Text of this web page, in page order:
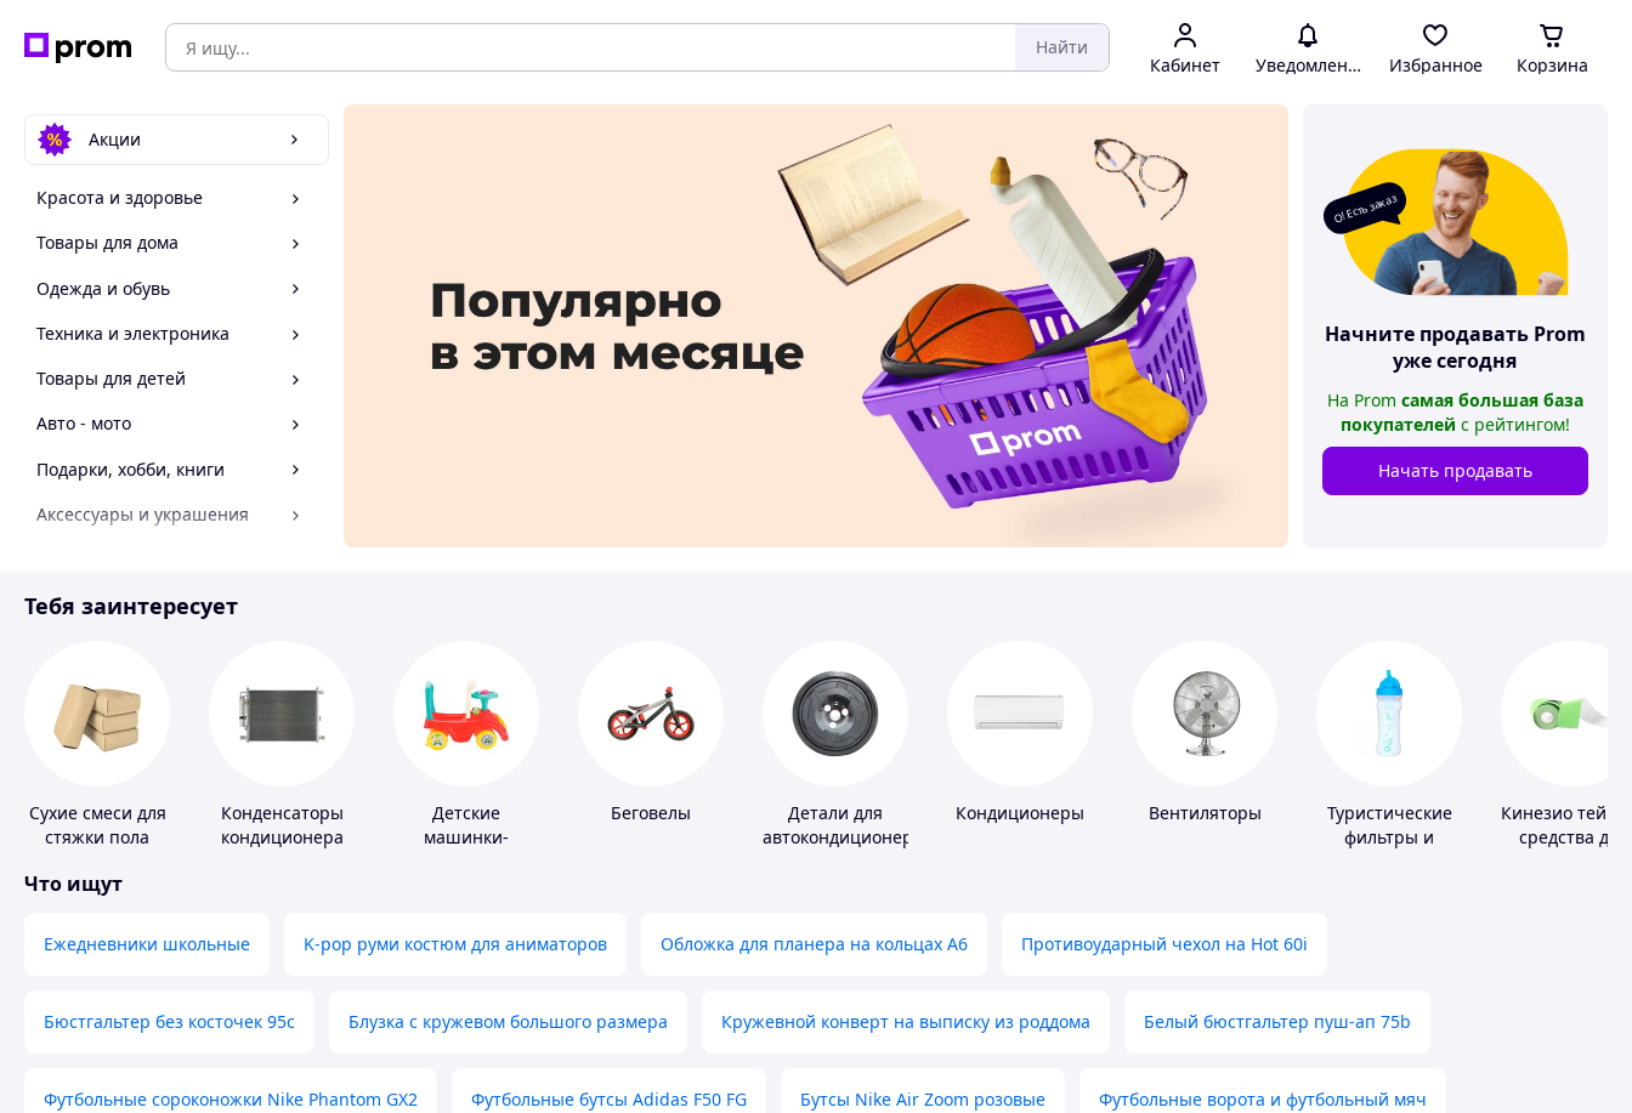
Найти
Кабинет Уведомления Избранное Корзина
Акции
Красота и здоровье
Товары для дома
Одежда и обувь
Техника и электроника
Товары для детей
Авто - мото
Подарки, хобби, книги
Аксессуары и украшения
Спорт и отдых
О! Есть заказ
Начните продавать Prom
уже сегодня
На Prom самая большая база
покупателей с рейтингом!
Начать продавать
Тебя заинтересует
Сухие смеси для
стяжки пола
Конденсаторы
кондиционера
Детские
машинки-
Беговелы
Детали для
автокондиционеров
Кондиционеры Вентиляторы
Туристические
фильтры и
Кинезио
средства для
Что ищут
Ежедневники школьные K-pop руми костюм для аниматоров Обложка для планера на кольцах А6 Противоударный чехол на Hot 60i
Бюстгальтер без косточек 95с Блузка с кружевом большого размера Кружевной конверт на выписку из роддома Белый бюстгальтер пуш-ап 75b
Футбольные сороконожки Nike Phantom GX2 Футбольные бутсы Adidas F50 FG Бутсы Nike Air Zoom розовые Футбольные ворота и футбольный мяч